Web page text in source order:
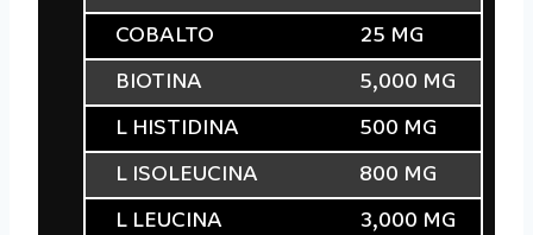
COBALTO 25 MG
BIOTINA 5,000 MG
L HISTIDINA 500 MG
L ISOLEUCINA 800 MG
L LEUCINA 3,000 MG